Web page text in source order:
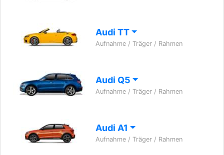
Audi TT
Aufnahme / Träger / Rahmen
Audi Q5
Aufnahme / Träger / Rahmen
Audi A1
Aufnahme / Träger / Rahmen